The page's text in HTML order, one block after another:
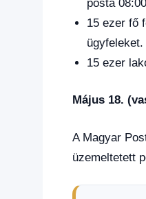
posta
15 ezer fő
15 ezer
Május 18.
A Magyar
üzemeltetett